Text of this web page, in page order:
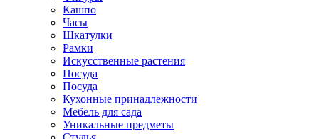
Кашпо
Часы
Шкатулки
Рамки
Искусственные растения
Посуда
Посуда
Кухонные принадлежности
Мебель для сада
Уникальные предметы